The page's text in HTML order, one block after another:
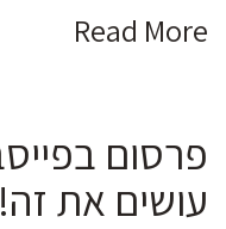
Read More
פרסום
עושים את זה!